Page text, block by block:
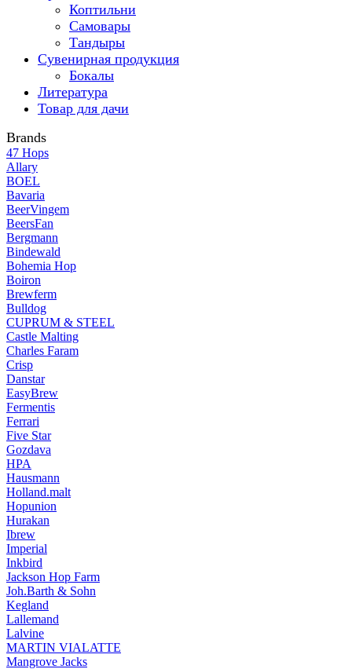
Коптильни
Самовары
Тандыры
Сувенирная продукция
Бокалы
Литература
Товар для дачи
Brands
47 Hops
Allary
BOEL
Bavaria
BeerVingem
BeersFan
Bergmann
Bindewald
Bohemia Hop
Boiron
Brewferm
Bulldog
CUPRUM & STEEL
Castle Malting
Charles Faram
Crisp
Danstar
EasyBrew
Fermentis
Ferrari
Five Star
Gozdava
HPA
Hausmann
Holland.malt
Hopunion
Hurakan
Ibrew
Imperial
Inkbird
Jackson Hop Farm
Joh.Barth & Sohn
Kegland
Lallemand
Lalvine
MARTIN VIALATTE
Mangrove Jacks